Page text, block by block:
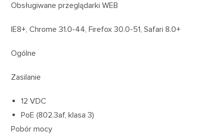
Obsługiwane przeglądarki WEB
IE8+, Chrome 31.0-44, Firefox 30.0-51, Safari 8.0+
Ogólne
Zasilanie
12 VDC
PoE (802.3af, klasa 3)
Pobór mocy